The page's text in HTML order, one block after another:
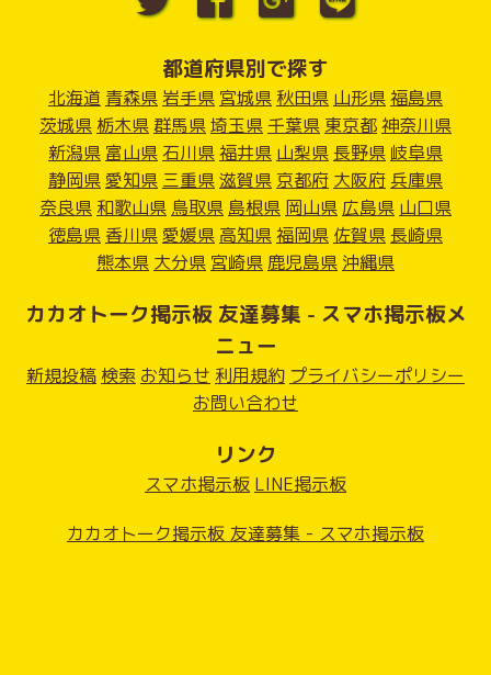
都道府県別で探す
北海道 青森県 岩手県 宮城県 秋田県 山形県福島県
茨城県 栃木県群馬県埼玉県 千葉県 東京都神奈川県
新潟県 富山県 石川県福井県 山梨県 長野県 岐阜県
静岡県愛知県 三重県滋賀県 京都府 大阪府 兵庫県
奈良県 和歌山県 鳥取県 島根県 岡山県 広島県 山口県
徳島県 香川県愛媛県 高知県福岡県 佐賀県 長崎県
熊本県 大分県 宮崎県 鹿児島県 沖縄県
カカオトーク掲示板 友達募集 - スマホ掲示板メ
ニュー
新規投稿 検索 お知らせ 利用規約 プライバシーポリシー
お問い合わせ
リンク
スマホ掲示板 LINE掲示板
カカオトーク掲示板 友達募集 - スマホ掲示板